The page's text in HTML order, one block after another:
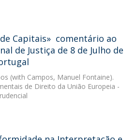
Capitais»  comentário ao
de Justiça de 8 de Julho de
(with Campos, Manuel Fontaine).
de Direito da União Europeia -